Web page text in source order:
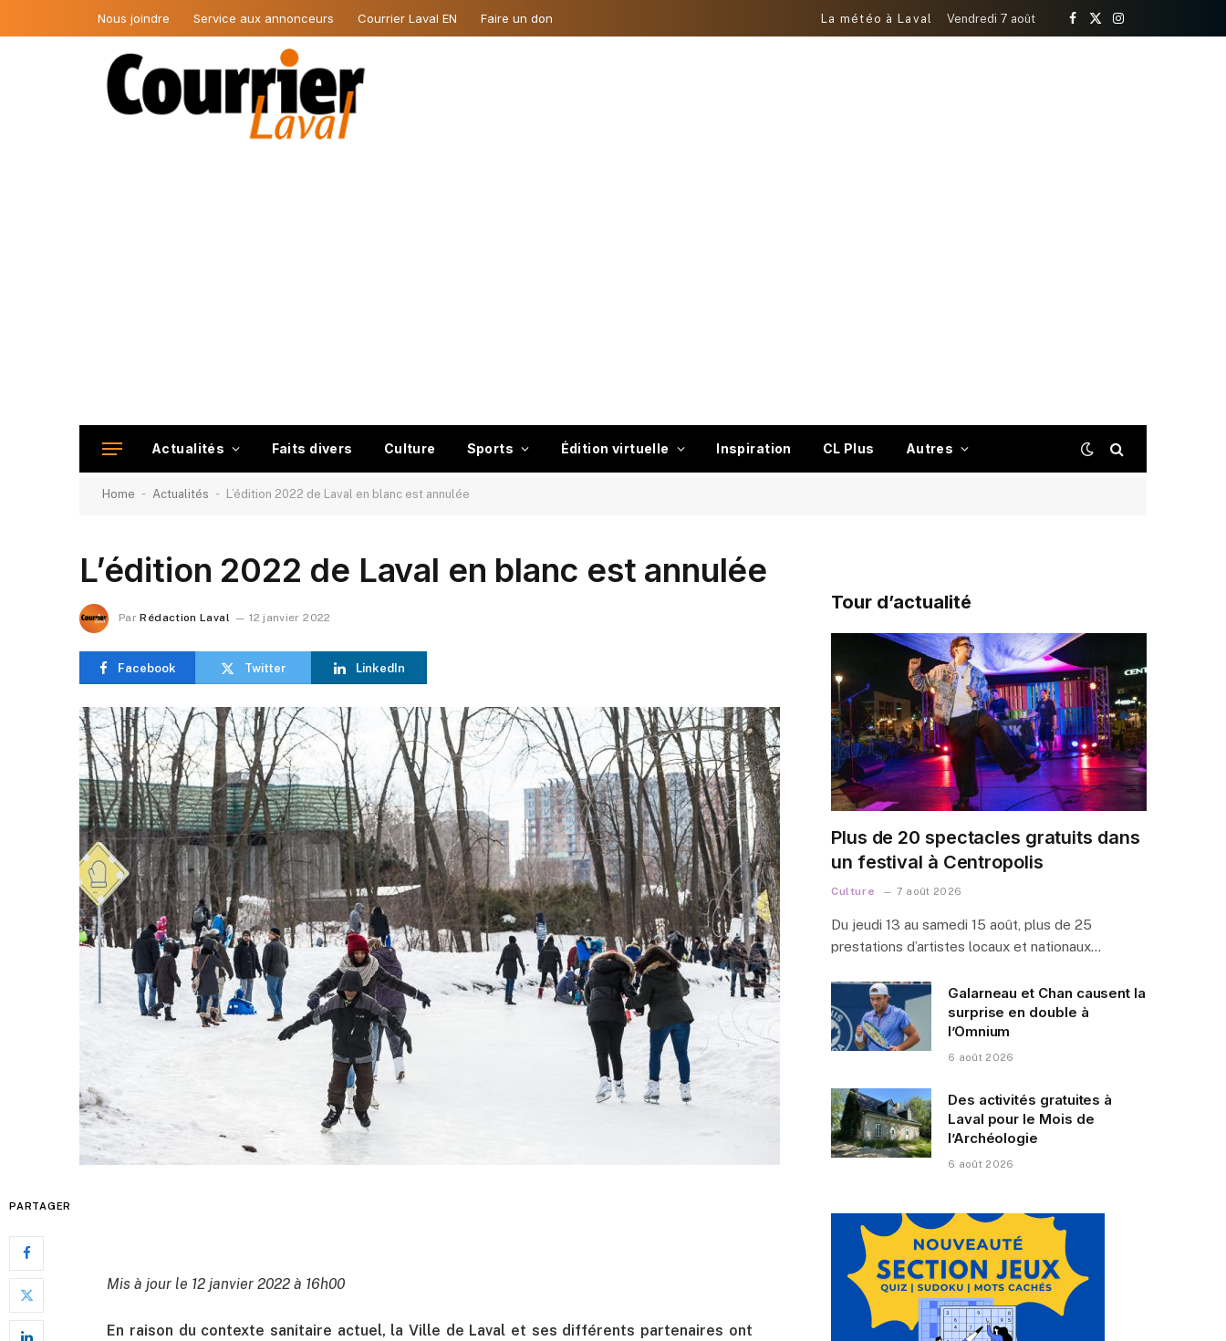
Nous joindre Service aux annonceurs Courrier Laval EN Faire un don La météo à Laval Vendredi 7 août
Facebook
X
Instagram
Actualités Faits divers Culture Sports Édition virtuelle Inspiration CL Plus Autres
Home - Actualités - L’édition 2022 de Laval en blanc est annulée
L’édition 2022 de Laval en blanc est annulée
Par Rédaction Laval 12 janvier 2022
Facebook Twitter LinkedIn
PARTAGER
Mis à jour le 12 janvier 2022 à 16h00
En raison du contexte sanitaire actuel, la Ville de Laval et ses différents partenaires ont
Tour d’actualité
Plus de 20 spectacles gratuits dans
un festival à Centropolis
Culture 7 août 2026
Du jeudi 13 au samedi 15 août, plus de 25
prestations d’artistes locaux et nationaux…
Galarneau et Chan causent la
surprise en double à
l’Omnium
6 août 2026
Des activités gratuites à
Laval pour le Mois de
l’Archéologie
6 août 2026